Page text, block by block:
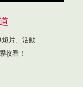
片、活動
收看！